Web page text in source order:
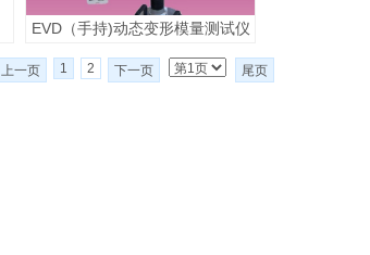
EVD（手持)动态变形模量测试仪
上一页 1 2 下一页 尾页